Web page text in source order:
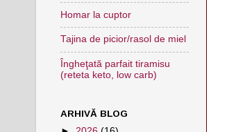
Homar la cuptor
Tajina de picior/rasol de miel
Îngheţată parfait tiramisu
(reteta keto, low carb)
ARHIVĂ BLOG